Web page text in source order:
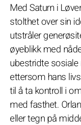
Med Saturn i
stolthet over sin
utstråler
øyeblikk med
ubestridte sosiale
ettersom hans
til å ta kontroll i
med fasthet.
eller tegn på